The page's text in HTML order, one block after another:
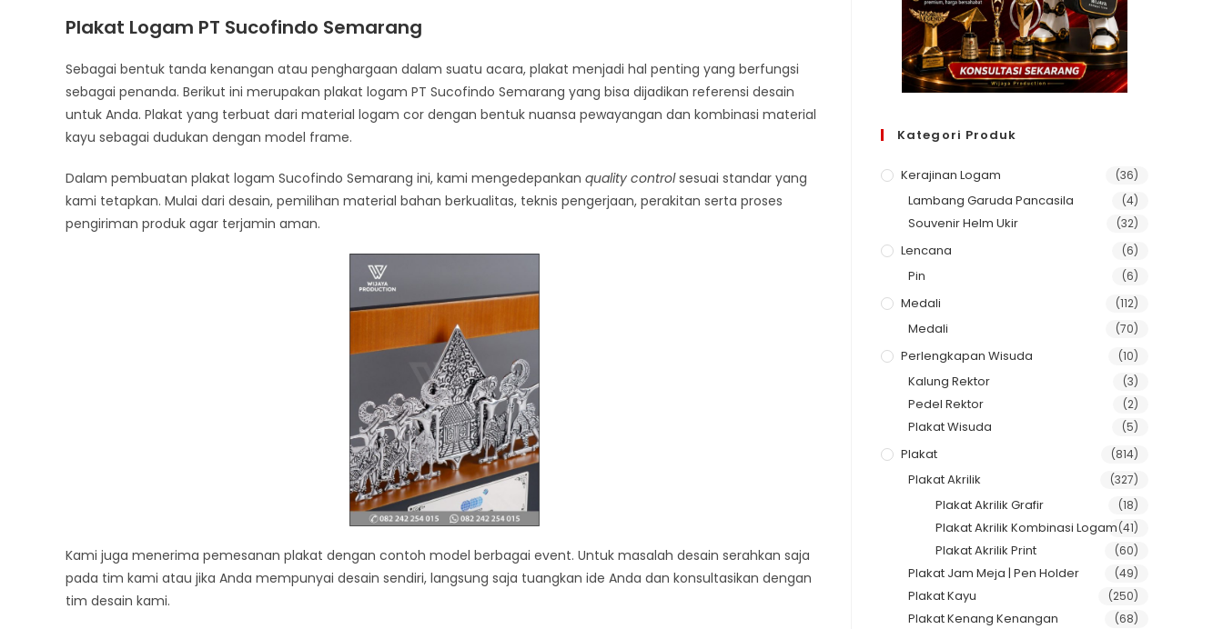
Plakat Logam PT Sucofindo Semarang
Sebagai bentuk tanda kenangan atau penghargaan dalam suatu acara, plakat menjadi hal penting yang berfungsi
sebagai penanda. Berikut ini merupakan plakat logam PT Sucofindo Semarang yang bisa dijadikan referensi desain
untuk Anda. Plakat yang terbuat dari material logam cor dengan bentuk nuansa pewayangan dan kombinasi material
kayu sebagai dudukan dengan model frame.
Dalam pembuatan plakat logam Sucofindo Semarang ini, kami mengedepankan quality controlsesuai standar yang
kami tetapkan. Mulai dari desain, pemilihan material bahan berkualitas, teknis pengerjaan, perakitan serta proses
pengiriman produk agar terjamin aman.
Kami juga menerima pemesanan plakat dengan contoh model berbagai event. Untuk masalah desain serahkan saja
pada tim kami atau jika Anda mempunyai desain sendiri, langsung saja tuangkan ide Anda dan konsultasikan dengan
tim desain kami.
Kategori Produk
Kerajinan Logam (36)
Lambang Garuda Pancasila (4)
Souvenir Helm Ukir (32)
Lencana (6)
Pin (6)
Medali (112)
Medali (70)
Perlengkapan Wisuda (10)
Kalung Rektor (3)
Pedel Rektor (2)
Plakat Wisuda (5)
Plakat (814)
Plakat Akrilik (327)
Plakat Akrilik Grafir (18)
Plakat Akrilik Kombinasi Logam(41)
Plakat Akrilik Print (60)
Plakat Jam Meja | Pen Holder (49)
Plakat Kayu (250)
Plakat Kenang Kenangan (68)